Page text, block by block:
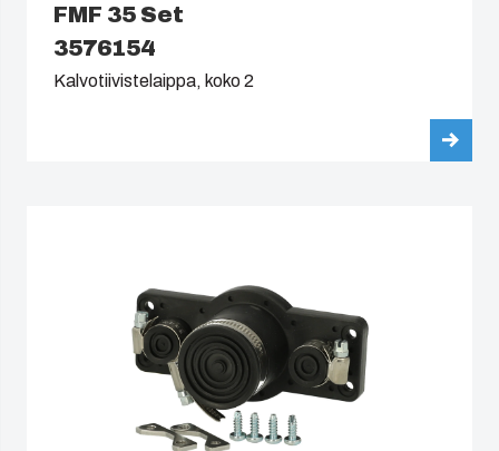
FMF 35 Set
3576154
Kalvotiivistelaippa, koko 2